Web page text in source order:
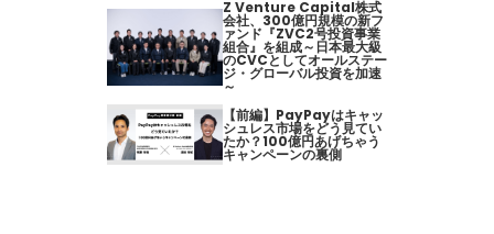
Z Venture Capital株式
会社、300億円規模の新フ
ァンド『ZVC2号投資事業
組合』を組成～日本最大級
のCVCとしてオールステー
ジ・グローバル投資を加速
～
【前編】PayPayはキャッ
シュレス市場をどう見てい
たか？100億円あげちゃう
キャンペーンの裏側